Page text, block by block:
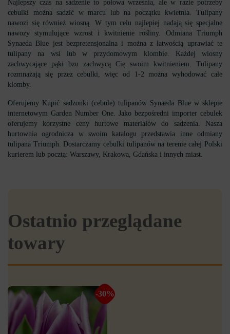
Najlepszy czas na sadzenie to połowa września, ale w razie potrzeby
cebulki można sadzić w marcu lub na początku kwietnia. Tulipany
nawozi się również wiosną. W tym celu najlepiej nadają się specjalne
nawozy stymulujące wzrost i kwitnienie rośliny. Odmiana Triumph
Synaeda Blue jest bezpretensjonalna i można z łatwością uprawiać te
tulipany na wsi lub w przydomowym klombie. Każdej wiosny
zachwycające pąki bzu zachwycą Cię swoim kwitnieniem. Tulipany
rozmnażają się przez cebulki, więc od 1-2 można wyhodować całe
klomby.
Oferujemy Kupić sadzonki (cebule) tulipanów Synaeda Blue w sklepie
internetowym Garden Number One. Jako bezpośredni importer cebulek
oferujemy korzystne ceny hurtowe materiałów do sadzenia. Nasza
hurtownia ogrodnicza w swoim katalogu przedstawia inne odmiany
tulipana Triumph. Dostarczamy cebulki tulipanów na terenie całej Polski
kurierem lub pocztą: Warszawy, Krakowa, Gdańska i innych miast.
Ostatnio przeglądane
towary
-30%